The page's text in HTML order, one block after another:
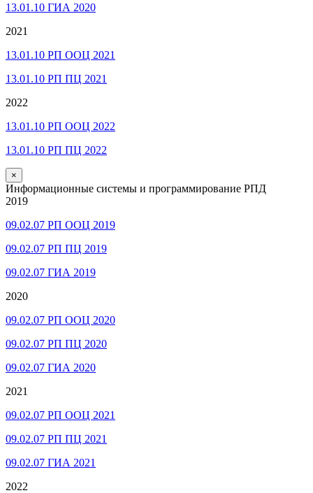
13.01.10 ГИА 2020
2021
13.01.10 РП ООЦ 2021
13.01.10 РП ПЦ 2021
2022
13.01.10 РП ООЦ 2022
13.01.10 РП ПЦ 2022
×
Информационные системы и программирование РПД
2019
09.02.07 РП ООЦ 2019
09.02.07 РП ПЦ 2019
09.02.07 ГИА 2019
2020
09.02.07 РП ООЦ 2020
09.02.07 РП ПЦ 2020
09.02.07 ГИА 2020
2021
09.02.07 РП ООЦ 2021
09.02.07 РП ПЦ 2021
09.02.07 ГИА 2021
2022